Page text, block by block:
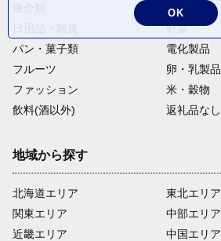
麺類
野菜
パン・菓子類
電化製品
フルーツ
卵・乳製品
ファッション
米・穀物
飲料(酒以外)
返礼品なし
地域から探す
北海道エリア
関東エリア
近畿エリア
東北エリア
中部エリア
中国エリア
OK